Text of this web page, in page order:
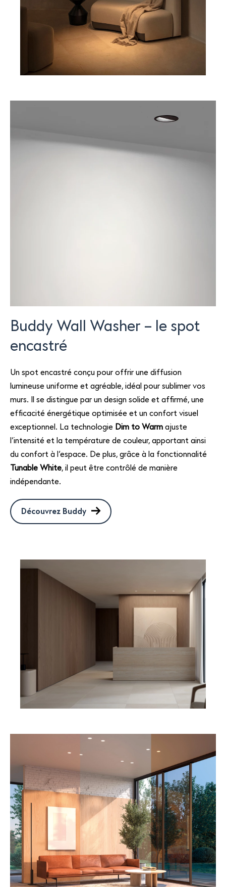
Buddy Wall Washer – le spot
encastré
Un spot encastré conçu pour offrir une diffusion
lumineuse uniforme et agréable, idéal pour sublimer vos
murs. Il se distingue par un design solide et affirmé, une
efficacité énergétique optimisée et un confort visuel
exceptionnel. La technologie Dim to Warmajuste
l’intensité et la température de couleur, apportant ainsi
du confort à l’espace. De plus, grâce à la fonctionnalité
Tunable White, il peut être contrôlé de manière
indépendante.
Découvrez Buddy